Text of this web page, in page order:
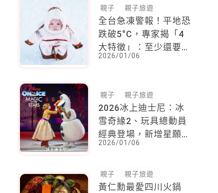
親子 親子旅遊
全台急凍警報！平地恐
跌破5°C，專家揭「4
大特徵」：至少還要撐
兩週
2026/01/06
親子 親子旅遊
2026冰上迪士尼：冰
雪奇緣2、玩具總動員
經典登場，新增星願
Asha、尋龍使者拉雅
2026/01/06
親子 親子旅遊
黃仁勳最愛四川火鍋